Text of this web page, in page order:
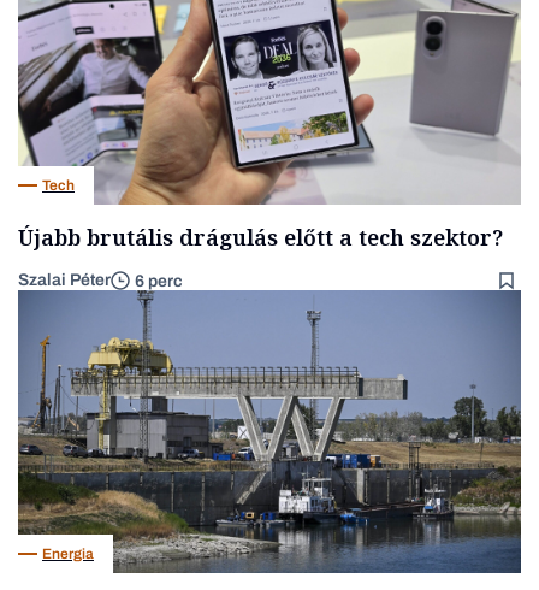
Tech
Újabb brutális drágulás előtt a tech szektor?
Szalai Péter 6 perc
Energia